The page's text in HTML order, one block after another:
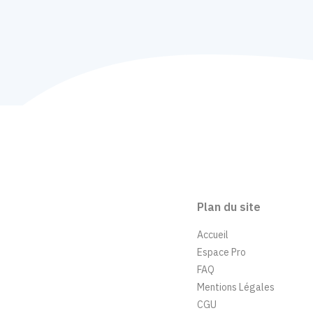
Plan du site
Accueil
Espace Pro
FAQ
Mentions Légales
CGU